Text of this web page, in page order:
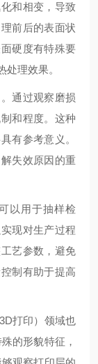
和相变，导致
前后的表面状
硬度有特殊要
理效果。
通过观察磨损
和程度。这种
有参考意义。
失效原因的重
以用于抽样检
现对生产过程
艺参数，避免
制有助于提高
打印）领域也
的形貌特征，